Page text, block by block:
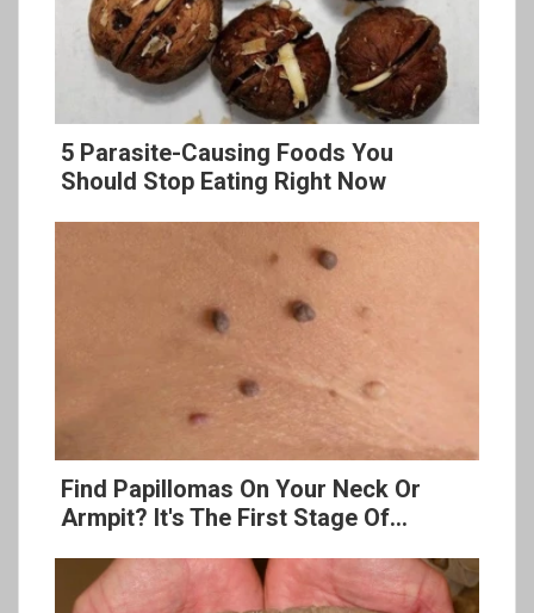
5 Parasite-Causing Foods You
Should Stop Eating Right Now
Find Papillomas On Your Neck Or
Armpit? It's The First Stage Of...